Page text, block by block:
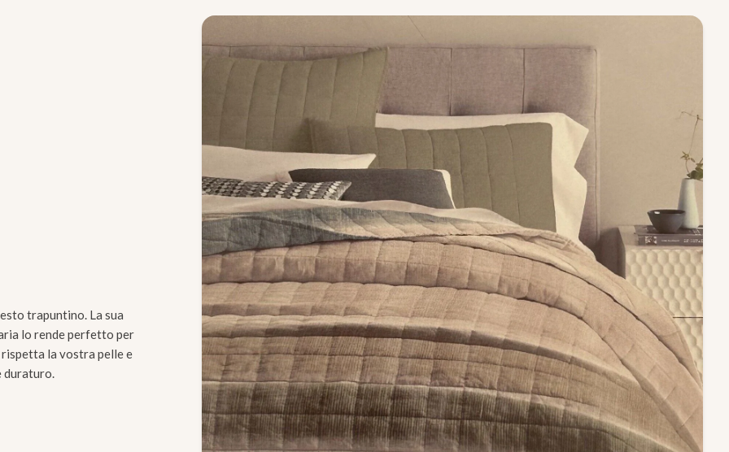
trapuntino. La sua
lo rende perfetto per
la vostra pelle e
duraturo.